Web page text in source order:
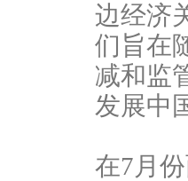
边经济
们旨在
减和监
发展中
在7月